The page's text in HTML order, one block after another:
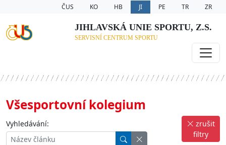
ČUS KO HB JI PE TR ZR
JIHLAVSKÁ UNIE SPORTU, Z.S.
SERVISNÍ CENTRUM SPORTU
Všesportovní kolegium
Vyhledávání:
zrušit
filtry